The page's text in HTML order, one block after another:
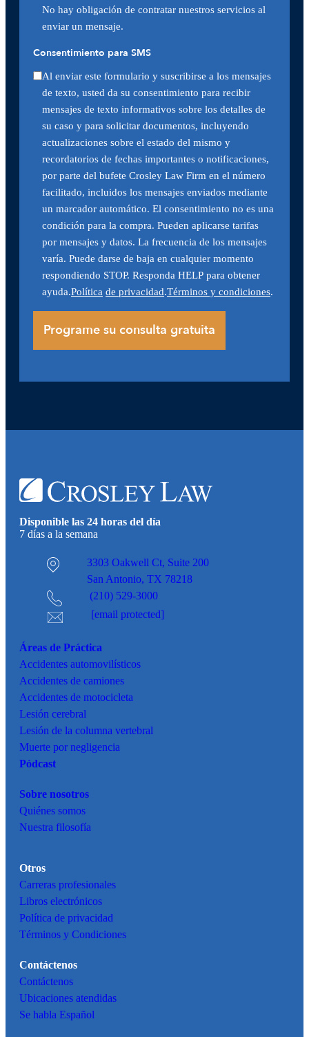
No hay obligación de contratar nuestros servicios al
enviar un mensaje.
Consentimiento para SMS
Al enviar este formulario y suscribirse a los mensajes
de texto, usted da su consentimiento para recibir
mensajes de texto informativos sobre los detalles de
su caso y para solicitar documentos, incluyendo
actualizaciones sobre el estado del mismo y
recordatorios de fechas importantes o notificaciones,
por parte del bufete Crosley Law Firm en el número
facilitado, incluidos los mensajes enviados mediante
un marcador automático. El consentimiento no es una
condición para la compra. Pueden aplicarse tarifas
por mensajes y datos. La frecuencia de los mensajes
varía. Puede darse de baja en cualquier momento
respondiendo STOP. Responda HELP para obtener
ayuda.Política de privacidad.Términos y condiciones.
Disponible las 24 horas del día
7 días a la semana
3303 Oakwell Ct, Suite 200
San Antonio, TX 78218
(210) 529-3000
[email protected]
Áreas de Práctica
Accidentes automovilísticos
Accidentes de camiones
Accidentes de motocicleta
Lesión cerebral
Lesión de la columna vertebral
Muerte por negligencia
Pódcast
Sobre nosotros
Quiénes somos
Nuestra filosofía
Otros
Carreras profesionales
Libros electrónicos
Política de privacidad
Términos y Condiciones
Contáctenos
Contáctenos
Ubicaciones atendidas
Se habla Español